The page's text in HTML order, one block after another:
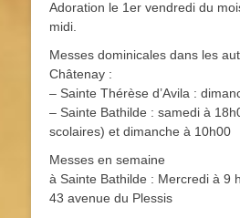
Adoration le 1er vendredi du
midi.
Messes dominicales dans les
Châtenay :
– Sainte Thérèse d’Avila :
– Sainte Bathilde : samedi à
scolaires) et dimanche à 10h00
Messes en semaine
à Sainte Bathilde : Mercredi à 9 h
43 avenue du Plessis